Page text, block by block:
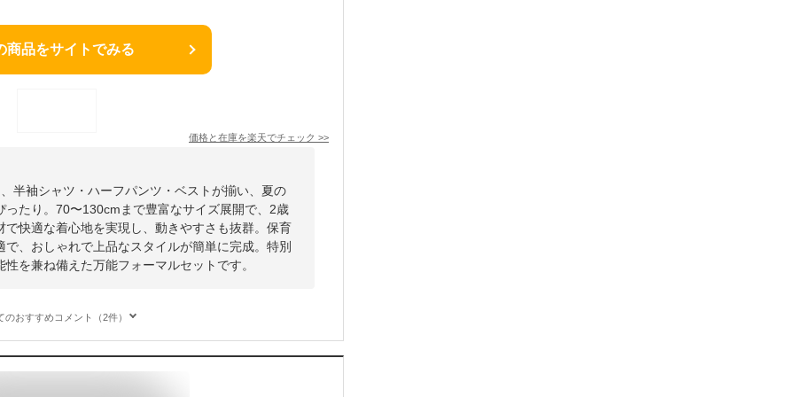
商品をサイトでみる
価格と在庫を楽天でチェック >>
半袖シャツ・ハーフパンツ・ベストが揃い、夏の
ったり。70〜130cmまで豊富なサイズ展開で、2歳
快適な着心地を実現し、動きやすさも抜群。保育
、おしゃれで上品なスタイルが簡単に完成。特別
を兼ね備えた万能フォーマルセットです。
のおすすめコメント（2件）